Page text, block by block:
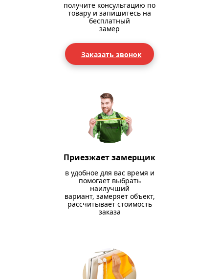
получите консультацию по
товару и запишитесь на
бесплатный
замер
Заказать звонок
Приезжает замерщик
в удобное для вас время и
помогает выбрать
наилучший
вариант, замеряет объект,
рассчитывает стоимость
заказа